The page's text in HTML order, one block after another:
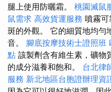
腿上使用防曬霜。 桃園滅鼠
鼠需求 高效貨運服務 噴霧
斑的外觀。 它的細質地均勻
音。 腳底按摩技術士證照班
點 該製劑含有維生素，礦物
的成分滋養和飽和。 台北律
服務 新北地區台胞證辦理資